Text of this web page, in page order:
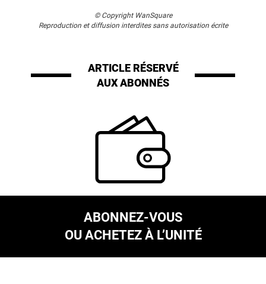
© Copyright WanSquare
Reproduction et diffusion interdites sans autorisation écrite
ARTICLE RÉSERVÉ
AUX ABONNÉS
ABONNEZ-VOUS
OU ACHETEZ À L’UNITÉ